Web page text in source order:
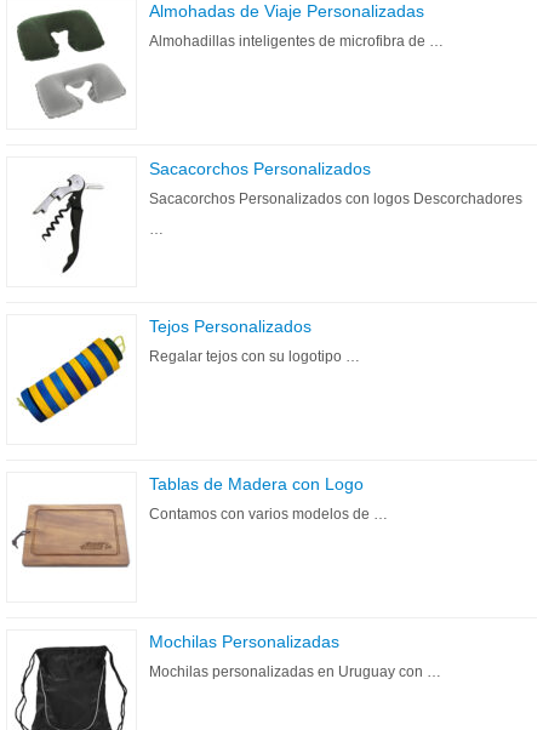
Almohadas de Viaje Personalizadas
Almohadillas inteligentes de microfibra de …
Sacacorchos Personalizados
Sacacorchos Personalizados con logos Descorchadores
…
Tejos Personalizados
Regalar tejos con su logotipo …
Tablas de Madera con Logo
Contamos con varios modelos de …
Mochilas Personalizadas
Mochilas personalizadas en Uruguay con …